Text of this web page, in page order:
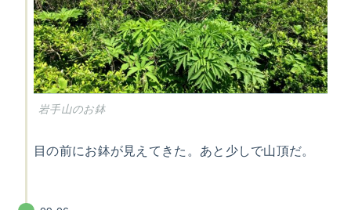
岩手山のお鉢
目の前にお鉢が見えてきた。あと少しで山頂だ。